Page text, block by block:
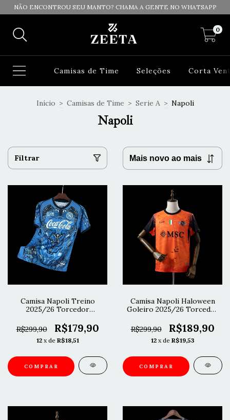
NÃO ENCONTROU SEU MANTO? CHAMA A GENTE NO WHATSAPP
0
Camisas de Time Seleções Corta
Início > Camisas de Time > Serie A > Napoli
Napoli
Filtrar
Camisa Napoli Treino
2025/26 Torcedor
R$299,90
R$179,90
12 x de R$18,51
COMPRAR
Camisa Napoli Haloween
Goleiro 2025/26 Torcedor
R$299,90
R$189,90
12 x de R$19,53
COMPRAR